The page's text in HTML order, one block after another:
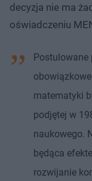
decyzja nie ma
oświadczeniu
Postulowane
matematyki
podjętej w
naukowego.
będąca
rozwijanie